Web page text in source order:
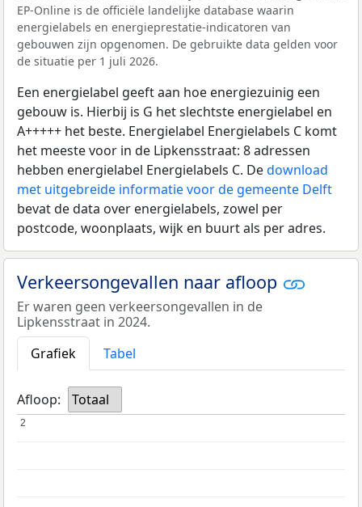
EP-Online is de officiële landelijke database waarin
energielabels en energieprestatie-indicatoren van
gebouwen zijn opgenomen. De gebruikte data gelden voor
de situatie per 1 juli 2026.
Een energielabel geeft aan hoe energiezuinig een
gebouw is. Hierbij is G het slechtste energielabel en
A+++++ het beste. Energielabel Energielabels C komt
het meeste voor in de Lipkensstraat: 8 adressen
hebben energielabel Energielabels C. Dedownload
met uitgebreide informatie voor de gemeente Delft
bevat de data over energielabels, zowel per
postcode, woonplaats, wijk en buurt als per adres.
Verkeersongevallen naar afloop
Er waren geen verkeersongevallen in de
Lipkensstraat in 2024.
Grafiek
Tabel
Afloop: Totaal
2
2